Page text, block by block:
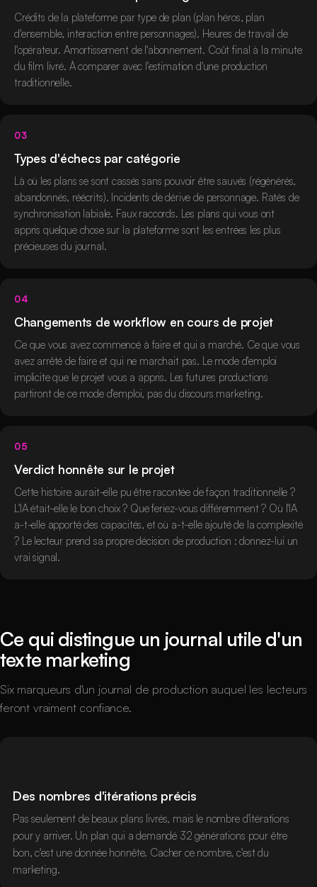
Crédits de la plateforme par type de plan (plan héros, plan
d'ensemble, interaction entre personnages). Heures de travail de
l'opérateur. Amortissement de l'abonnement. Coût final à la minute
du film livré. À comparer avec l'estimation d'une production
traditionnelle.
03
Types d'échecs par catégorie
Là où les plans se sont cassés sans pouvoir être sauvés (régénérés,
abandonnés, réécrits). Incidents de dérive de personnage. Ratés de
synchronisation labiale. Faux raccords. Les plans qui vous ont
appris quelque chose sur la plateforme sont les entrées les plus
précieuses du journal.
04
Changements de workflow en cours de projet
Ce que vous avez commencé à faire et qui a marché. Ce que vous
avez arrêté de faire et qui ne marchait pas. Le mode d'emploi
implicite que le projet vous a appris. Les futures productions
partiront de ce mode d'emploi, pas du discours marketing.
05
Verdict honnête sur le projet
Cette histoire aurait-elle pu être racontée de façon traditionnelle ?
L'IA était-elle le bon choix ? Que feriez-vous différemment ? Où l'IA
a-t-elle apporté des capacités, et où a-t-elle ajouté de la complexité
? Le lecteur prend sa propre décision de production : donnez-lui un
vrai signal.
Ce qui distingue un journal utile d'un
texte marketing
Six marqueurs d'un journal de production auquel les lecteurs
feront vraiment confiance.
Des nombres d'itérations précis
Pas seulement de beaux plans livrés, mais le nombre d'itérations
pour y arriver. Un plan qui a demandé 32 générations pour être
bon, c'est une donnée honnête. Cacher ce nombre, c'est du
marketing.